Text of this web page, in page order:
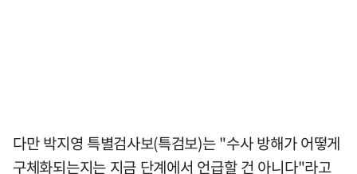
다만 박지영 특별검사보(특검보)는 "수사 방해가 어떻게
구체화되는지는 지금 단계에서 언급할 건 아니다"라고